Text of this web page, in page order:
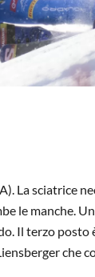
La sciatrice
le manche.
Il terzo posto
che